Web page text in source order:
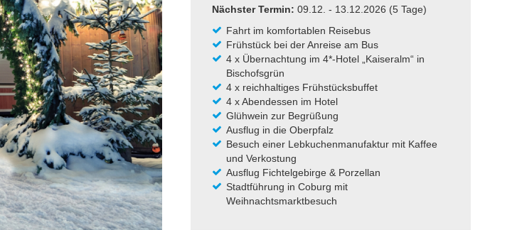
Nächster Termin: 09.12. - 13.12.2026 (5 Tage)
Fahrt im komfortablen Reisebus
Frühstück bei der Anreise am Bus
4 x Übernachtung im 4*-Hotel „Kaiseralm“ in
Bischofsgrün
4 x reichhaltiges Frühstücksbuffet
4 x Abendessen im Hotel
Glühwein zur Begrüßung
Ausflug in die Oberpfalz
Besuch einer Lebkuchenmanufaktur mit Kaffee
und Verkostung
Ausflug Fichtelgebirge & Porzellan
Stadtführung in Coburg mit
Weihnachtsmarktbesuch